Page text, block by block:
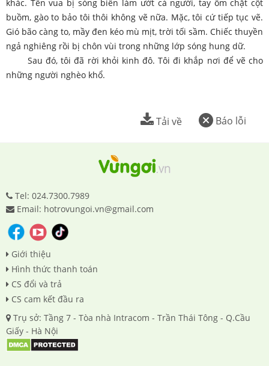
khác. Tên vua bị sóng biển làm ướt cả người, tay ôm chặt cột
buồm, gào to bảo tôi thôi không vẽ nữa. Mặc, tôi cứ tiếp tục vẽ.
Gió bão càng to, mầy đen kéo mù mịt, trời tối sầm. Chiếc thuyền
ngả nghiêng rồi bị chôn vùi trong những lớp sóng hung dữ.
Sau đó, tôi đã rời khỏi kinh đô. Tôi đi khắp nơi để vẽ cho
những người nghèo khổ.
Báo lỗi
Tải về
Tel: 024.7300.7989
Email: hotrovungoi.vn@gmail.com
Giới thiệu
Hình thức thanh toán
CS đổi và trả
CS cam kết đầu ra
Trụ sở: Tầng 7 - Tòa nhà Intracom - Trần Thái Tông - Q.Cầu
Giấy - Hà Nội